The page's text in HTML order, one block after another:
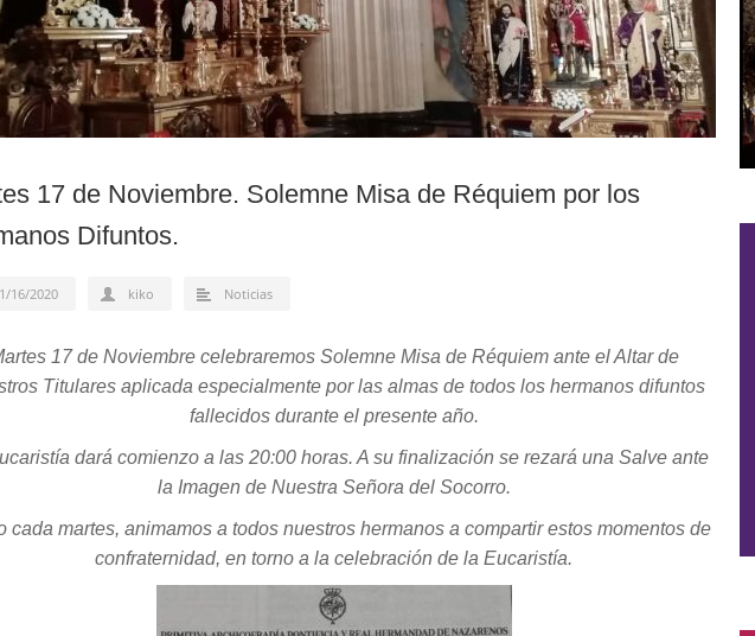
17 de Noviembre. Solemne Misa de Réquiem por los
Difuntos.
16/2020 kiko Noticias
17 de Noviembre celebraremos Solemne Misa de Réquiem ante el Altar de
Titulares aplicada especialmente por las almas de todos los hermanos difuntos
fallecidos durante el presente año.
dará comienzo a las 20:00 horas. A su finalización se rezará una Salve ante
la Imagen de Nuestra Señora del Socorro.
cada martes, animamos a todos nuestros hermanos a compartir estos momentos de
confraternidad, en torno a la celebración de la Eucaristía.